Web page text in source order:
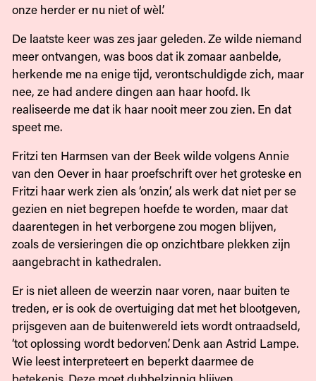
onze herder er nu niet of wèl.’
De laatste keer was zes jaar geleden. Ze wilde niemand
meer ontvangen, was boos dat ik zomaar aanbelde,
herkende me na enige tijd, verontschuldigde zich, maar
nee, ze had andere dingen aan haar hoofd. Ik
realiseerde me dat ik haar nooit meer zou zien. En dat
speet me.
Fritzi ten Harmsen van der Beek wilde volgens Annie
van den Oever in haar proefschrift over het groteske en
Fritzi haar werk zien als ‘onzin’, als werk dat niet per se
gezien en niet begrepen hoefde te worden, maar dat
daarentegen in het verborgene zou mogen blijven,
zoals de versieringen die op onzichtbare plekken zijn
aangebracht in kathedralen.
Er is niet alleen de weerzin naar voren, naar buiten te
treden, er is ook de overtuiging dat met het blootgeven,
prijsgeven aan de buitenwereld iets wordt ontraadseld,
‘tot oplossing wordt bedorven’. Denk aan Astrid Lampe.
Wie leest interpreteert en beperkt daarmee de